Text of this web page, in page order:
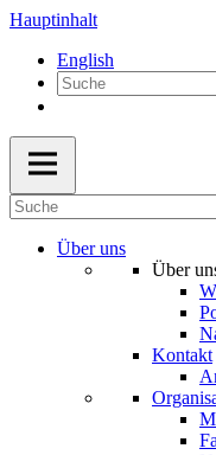
Hauptinhalt
English
Über uns
Über
Kontakt